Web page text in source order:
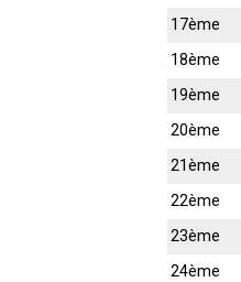
17ème
18ème
19ème
20ème
21ème
22ème
23ème
24ème